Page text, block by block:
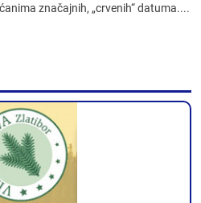
značajnih, „crvenih“ datuma....